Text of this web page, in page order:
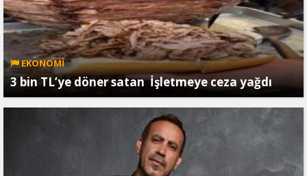
EKONOMİ
3 bin TL’ye döner satan İşletmeye ceza yağdı